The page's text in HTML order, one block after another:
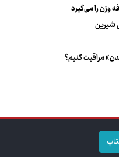
شیرین
مراقبت کنیم؟